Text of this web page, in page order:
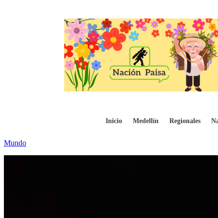
Inicio Medellín Regionales
Madrid se consolida como destino
Mundo